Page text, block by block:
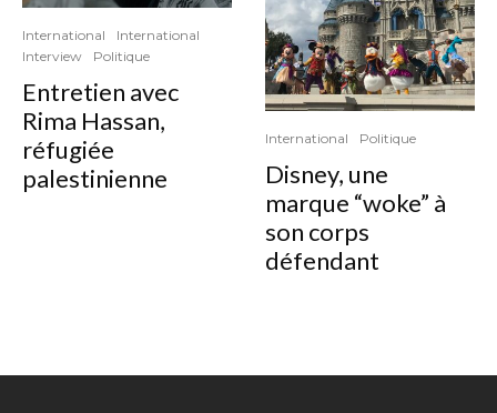
International
International
Interview
Politique
Entretien avec
Rima Hassan,
réfugiée
palestinienne
International Politique
Disney, une
marque “woke” à
son corps
défendant